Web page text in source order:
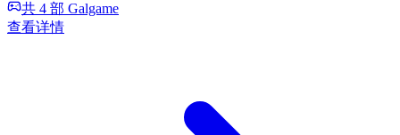
共 4 部 Galgame
查看详情